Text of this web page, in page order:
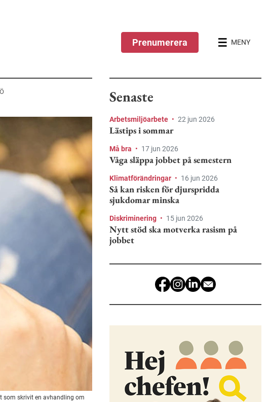
Prenumerera MENY
som skrivit en avhandling om
Senaste
Arbetsmiljöarbete • 22 jun 2026
Lästips i sommar
Må bra • 17 jun 2026
Våga släppa jobbet på semestern
Klimatförändringar • 16 jun 2026
Så kan risken för djurspridda
sjukdomar minska
Diskriminering • 15 jun 2026
Nytt stöd ska motverka rasism på
jobbet